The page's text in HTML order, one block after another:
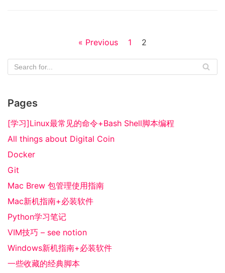
« Previous 1 2
Pages
[学习]Linux最常见的命令+Bash Shell脚本编程
All things about Digital Coin
Docker
Git
Mac Brew 包管理使用指南
Mac新机指南+必装软件
Python学习笔记
VIM技巧 – see notion
Windows新机指南+必装软件
一些收藏的经典脚本